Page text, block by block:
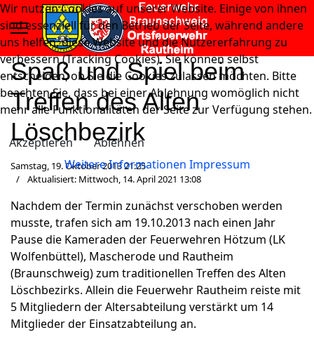
Spaß und Spiel beim
Treffen des Alten
Löschbezirk
Samstag, 19. Oktober 2013 21:25
Aktualisiert: Mittwoch, 14. April 2021 13:08
Nachdem der Termin zunächst verschoben werden
musste, trafen sich am 19.10.2013 nach einen Jahr
Pause die Kameraden der Feuerwehren Hötzum (LK
Wolfenbüttel), Mascherode und Rautheim
(Braunschweig) zum traditionellen Treffen des Alten
Löschbezirks. Allein die Feuerwehr Rautheim reiste mit
5 Mitgliedern der Altersabteilung verstärkt um 14
Mitglieder der Einsatzabteilung an.
Wir nutzen Cookies auf unserer Website. Einige von ihnen
sind essenziell für den Betrieb der Seite, während andere
uns helfen, diese Website und die Nutzererfahrung zu
verbessern (Tracking Cookies). Sie können selbst
entscheiden, ob Sie die Cookies zulassen möchten. Bitte
beachten Sie, dass bei einer Ablehnung womöglich nicht
mehr alle Funktionalitäten der Seite zur Verfügung stehen.
Akzeptieren
Ablehnen
Weitere Informationen Impressum